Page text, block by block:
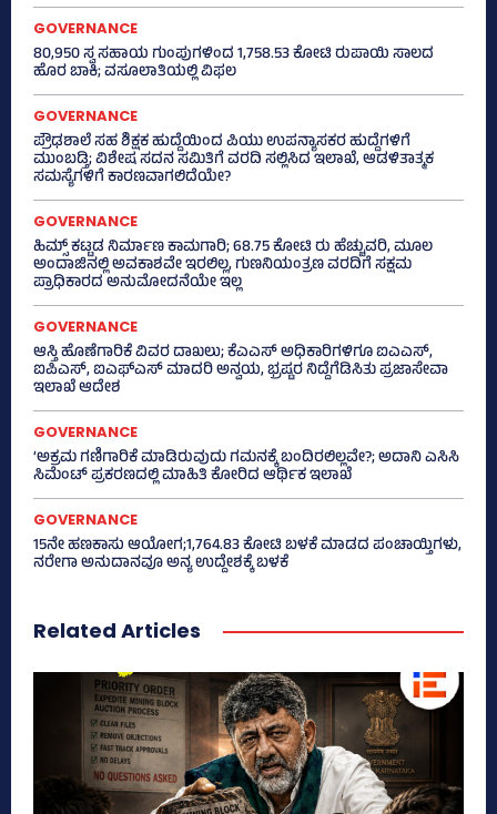
GOVERNANCE
80,950 ಸ್ವ ಸಹಾಯ ಗುಂಪುಗಳಿಂದ 1,758.53 ಕೋಟಿ ರುಪಾಯಿ ಸಾಲದ
ಹೊರ ಬಾಕಿ; ವಸೂಲಾತಿಯಲ್ಲಿ ವಿಫಲ
GOVERNANCE
ಪ್ರೌಢಶಾಲೆ ಸಹ ಶಿಕ್ಷಕ ಹುದ್ದೆಯಿಂದ ಪಿಯು ಉಪನ್ಯಾಸಕರ ಹುದ್ದೆಗಳಿಗೆ
ಮುಂಬಡ್ತಿ; ವಿಶೇಷ ಸದನ ಸಮಿತಿಗೆ ವರದಿ ಸಲ್ಲಿಸಿದ ಇಲಾಖೆ, ಆಡಳಿತಾತ್ಮಕ
ಸಮಸ್ಯೆಗಳಿಗೆ ಕಾರಣವಾಗಲಿದೆಯೇ?
GOVERNANCE
ಹಿಮ್ಸ್‌ ಕಟ್ಟಡ ನಿರ್ಮಾಣ ಕಾಮಗಾರಿ; 68.75 ಕೋಟಿ ರು ಹೆಚ್ಚುವರಿ, ಮೂಲ
ಅಂದಾಜಿನಲ್ಲಿ ಅವಕಾಶವೇ ಇರಲಿಲ್ಲ, ಗುಣನಿಯಂತ್ರಣ ವರದಿಗೆ ಸಕ್ಷಮ
ಪ್ರಾಧಿಕಾರದ ಅನುಮೋದನೆಯೇ ಇಲ್ಲ
GOVERNANCE
ಆಸ್ತಿ ಹೊಣೆಗಾರಿಕೆ ವಿವರ ದಾಖಲು; ಕೆಎಎಸ್ ಅಧಿಕಾರಿಗಳಿಗೂ ಐಎಎಸ್‌,
ಐಪಿಎಸ್‌, ಐಎಫ್‌ಎಸ್‌ ಮಾದರಿ ಅನ್ವಯ, ಭ್ರಷ್ಟರ ನಿದ್ದೆಗೆಡಿಸಿತು ಪ್ರಜಾಸೇವಾ
ಇಲಾಖೆ ಆದೇಶ
GOVERNANCE
‘ಅಕ್ರಮ ಗಣಿಗಾರಿಕೆ ಮಾಡಿರುವುದು ಗಮನಕ್ಕೆ ಬಂದಿರಲಿಲ್ಲವೇ?; ಅದಾನಿ ಎಸಿಸಿ
ಸಿಮೆಂಟ್ ಪ್ರಕರಣದಲ್ಲಿ ಮಾಹಿತಿ ಕೋರಿದ ಆರ್ಥಿಕ ಇಲಾಖೆ
GOVERNANCE
15ನೇ ಹಣಕಾಸು ಆಯೋಗ;1,764.83 ಕೋಟಿ ಬಳಕೆ ಮಾಡದ ಪಂಚಾಯ್ತಿಗಳು,
ನರೇಗಾ ಅನುದಾನವೂ ಅನ್ಯ ಉದ್ದೇಶಕ್ಕೆ ಬಳಕೆ
Related Articles